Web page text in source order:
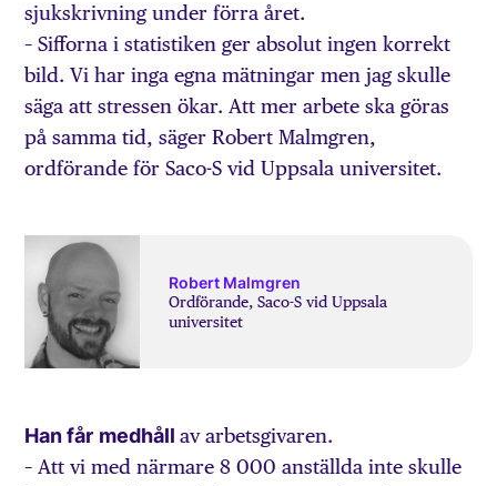
sjukskrivning under förra året.
– Sifforna i statistiken ger absolut ingen korrekt
bild. Vi har inga egna mätningar men jag skulle
säga att stressen ökar. Att mer arbete ska göras
på samma tid, säger Robert Malmgren,
ordförande för Saco-S vid Uppsala universitet.
Robert Malmgren
Ordförande, Saco-S vid Uppsala
universitet
Han får medhållav arbetsgivaren.
– Att vi med närmare 8 000 anställda inte skulle